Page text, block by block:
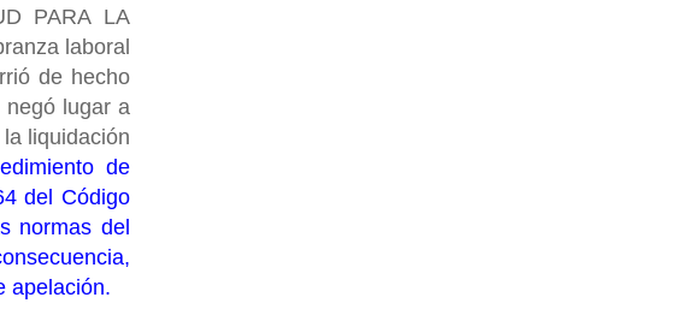
PARA LA
laboral
de hecho
lugar a
liquidación
de
del Código
normas del
apelación.